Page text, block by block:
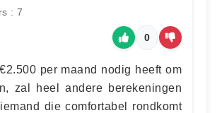
: 7
0
per maand nodig heeft om
zal heel andere berekeningen
die comfortabel rondkomt